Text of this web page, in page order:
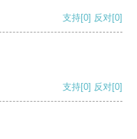
支持[0] 反对[0]
支持[0] 反对[0]